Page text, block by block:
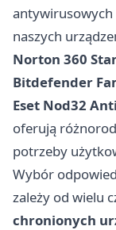
antywirusowych
naszych
Norton 360
Bitdefender
Eset Nod32
oferują
potrzeby
Wybór
zależy od wielu
chronionych